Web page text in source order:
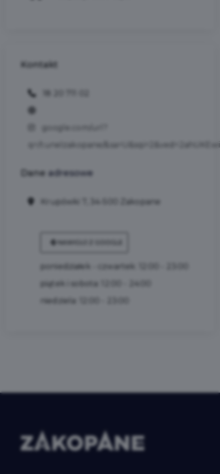
Kontakt
q=/tunelzakopane/
Dane adresowe
Krupówki 7, 34-500 Zakopane
poniedziałek - czwartek: 12:00 - 23:00
piątek i sobota: 12:00 - 24:00
niedziela: 12:00 - 23:00